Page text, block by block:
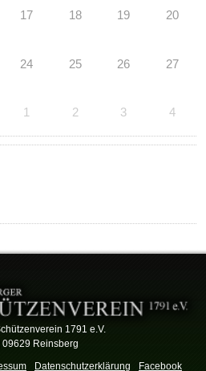
17 18 19 20
24 25 26 27
1 2 3 4
1791 e.V.
09629 Reinsberg
Datenschutzerklärung Facebook